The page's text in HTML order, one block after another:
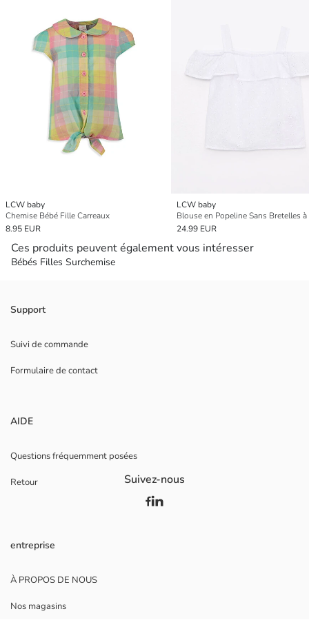
LCW baby
Chemise Bébé Fille Carreaux
8.95 EUR
LCW baby
24.99 EUR
Ces produits peuvent également vous intéresser
Bébés Filles Surchemise
Support
Suivi de commande
Formulaire de contact
AIDE
Questions fréquemment posées
Retour
entreprise
À PROPOS DE NOUS
Nos magasins
Suivez-nous